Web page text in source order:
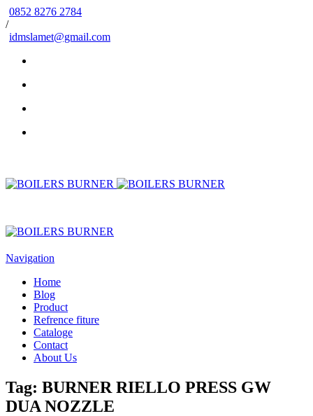
0852 8276 2784
/
idmslamet@gmail.com
Navigation
Home
Blog
Product
Refrence fiture
Cataloge
Contact
About Us
Tag: BURNER RIELLO PRESS GW
DUA NOZZLE